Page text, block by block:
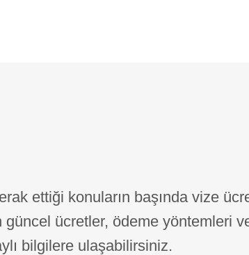
ettiği konuların başında vize
ücretler, ödeme yöntemleri
bilgilere ulaşabilirsiniz.